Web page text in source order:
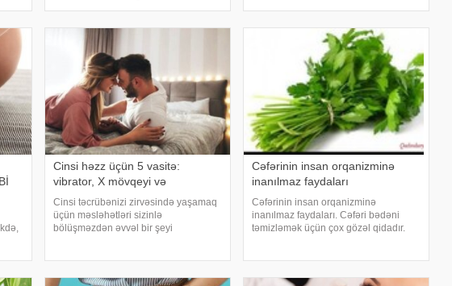
formasındadır. Yarpaqlarının saplağı
Cinsi həzz üçün 5 vasitə:
vibrator, X mövqeyi və
Cinsi təcrübənizi zirvəsində yaşamaq
üçün məsləhətləri sizinlə
bölüşməzdən əvvəl bir şeyi
cinsi əlaqədən başq
Cəfərinin insan orqanizminə
inanılmaz faydaları
Cəfərinin insan orqanizminə
inanılmaz faydaları. Cəfəri bədəni
təmizləmək üçün çox gözəl qidadır.
qarışdırırıq